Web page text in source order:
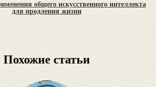
общего искусственного интеллекта
для продления жизни
Похожие статьи